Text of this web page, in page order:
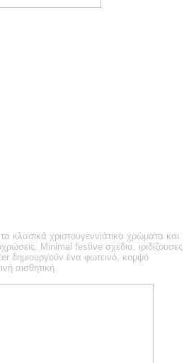
κλασικά χριστουγεννιάτικα χρώματα και
Minimal festive σχέδια, ιριδίζουσες
δημιουργούν ένα φωτεινό, κομψό
αισθητική.